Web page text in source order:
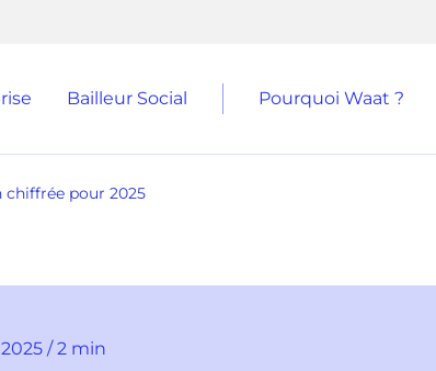
Bailleur Social Pourquoi Waat ?
pour 2025
/ 2 min